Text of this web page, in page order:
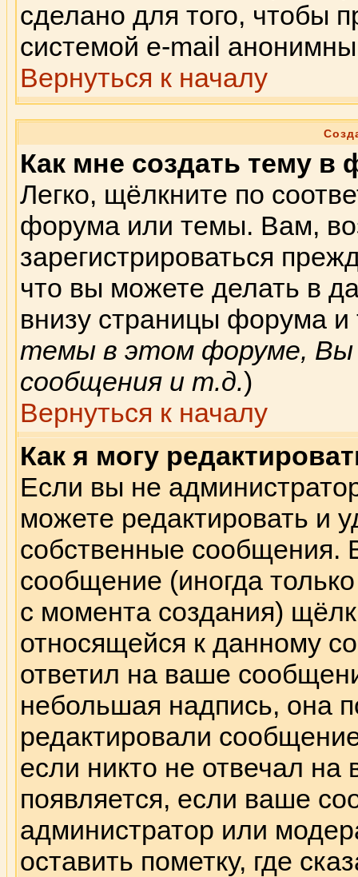
сделано для того, чтобы
системой e-mail
Вернуться к началу
Как мне создать тему в
Легко, щёлкните по
форума или темы. Вам,
зарегистрироваться
что вы можете делать в
внизу страницы форума
темы в этом форуме,
сообщения и т.д.)
Вернуться к началу
Как я могу
Если вы не
можете редактировать и
собственные сообщения.
сообщение (иногда
с момента создания)
относящейся к данному
ответил на ваше
небольшая надпись, она
редактировали
если никто не отвечал
появляется, если ваше
администратор или
оставить пометку, где